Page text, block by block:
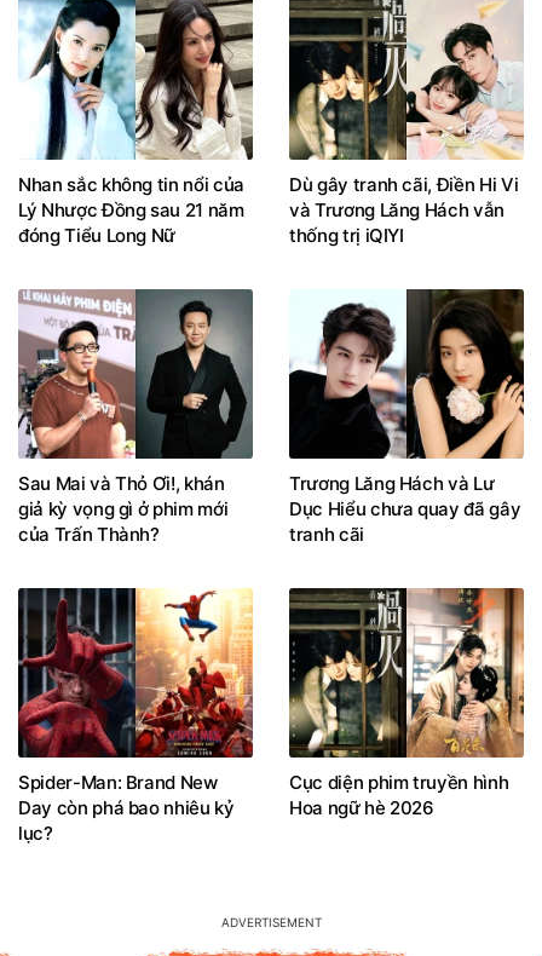
Nhan sắc không tin nổi của
Lý Nhược Đồng sau 21 năm
đóng Tiểu Long Nữ
Dù gây tranh cãi, Điền Hi Vi
và Trương Lăng Hách vẫn
thống trị iQIYI
Sau Mai và Thỏ Ơi!, khán
giả kỳ vọng gì ở phim mới
của Trấn Thành?
Trương Lăng Hách và Lư
Dục Hiểu chưa quay đã gây
tranh cãi
Spider-Man: Brand New
Day còn phá bao nhiêu kỷ
lục?
Cục diện phim truyền hình
Hoa ngữ hè 2026